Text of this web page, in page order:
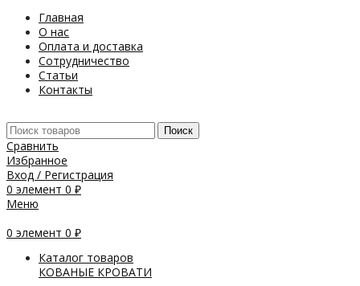
Главная
О нас
Оплата и доставка
Сотрудничество
Статьи
Контакты
Поиск
Сравнить
Избранное
Вход / Регистрация
0 элемент 0 ₽
Меню
0 элемент 0 ₽
Каталог товаров
КОВАНЫЕ КРОВАТИ